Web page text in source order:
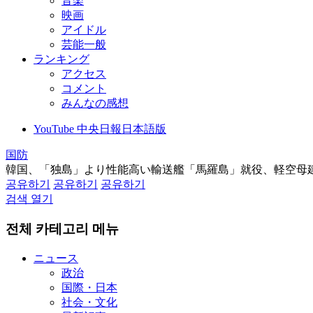
映画
アイドル
芸能一般
ランキング
アクセス
コメント
みんなの感想
YouTube 中央日報日本語版
国防
韓国、「独島」より性能高い輸送艦「馬羅島」就役、軽空母
공유하기
공유하기
공유하기
검색 열기
전체 카테고리 메뉴
ニュース
政治
国際・日本
社会・文化